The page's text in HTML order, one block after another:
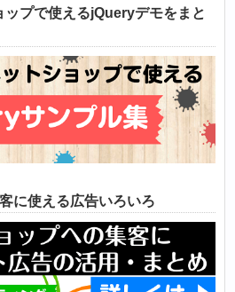
ップで使えるjQueryデモをまと
に使える広告いろいろ